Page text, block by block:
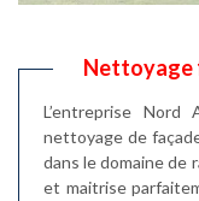
Nettoyage
L’entreprise
nettoyage de
dans le domaine de
et maitrise